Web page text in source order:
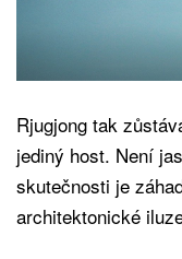
Rjugjong tak
jediný host. Není
skutečnosti je
architektonické